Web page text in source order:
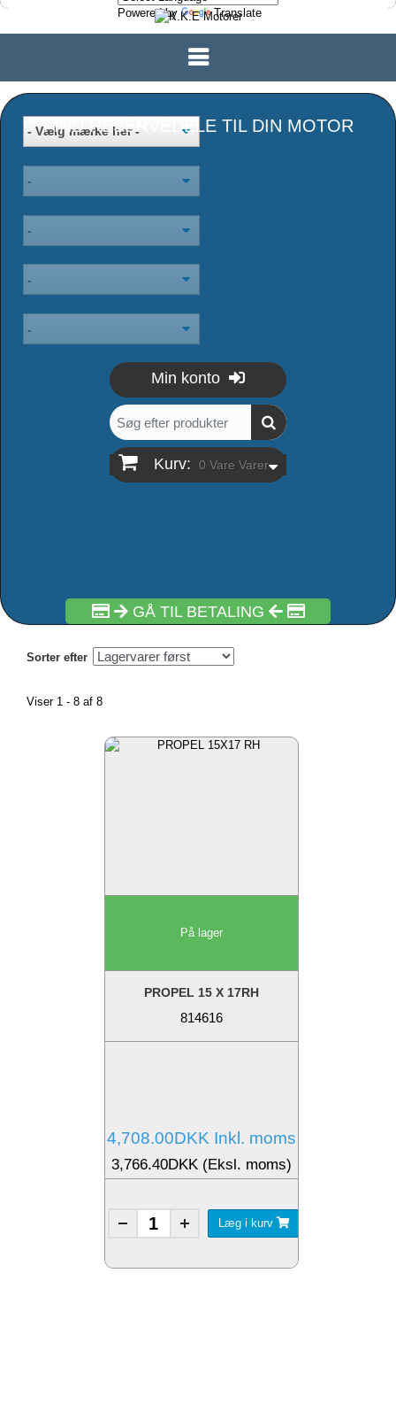
Powered by Translate
FIND RESERVEDELE TIL DIN MOTOR
Min konto
Kurv: 0 Vare Varer
GÅ TIL BETALING
Sorter efter
Viser 1 - 8 af 8
På lager
PROPEL 15 X 17RH
814616
4,708.00DKK Inkl. moms
3,766.40DKK (Eksl. moms)
Læg i kurv